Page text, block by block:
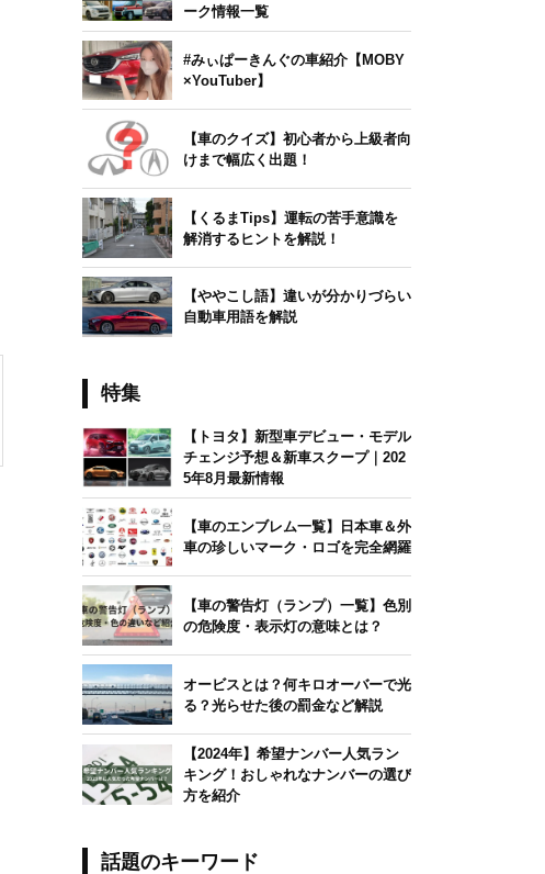
ーク情報一覧
#みぃぱーきんぐの車紹介【MOBY
×YouTuber】
【車のクイズ】初心者から上級者向
けまで幅広く出題！
【くるまTips】運転の苦手意識を
解消するヒントを解説！
【ややこし語】違いが分かりづらい
自動車用語を解説
特集
【トヨタ】新型車デビュー・モデル
チェンジ予想＆新車スクープ｜202
5年8月最新情報
【車のエンブレム一覧】日本車＆外
車の珍しいマーク・ロゴを完全網羅
【車の警告灯（ランプ）一覧】色別
の危険度・表示灯の意味とは？
オービスとは？何キロオーバーで光
る？光らせた後の罰金など解説
【2024年】希望ナンバー人気ラン
キング！おしゃれなナンバーの選び
方を紹介
話題のキーワード